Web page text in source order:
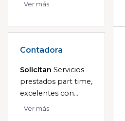
Ver más
Contadora
Solicitan Servicios
prestados part time,
excelentes con...
Ver más